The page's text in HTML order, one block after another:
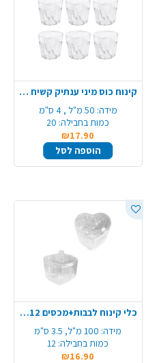
קינוח כוס מיני ענתיק קשיח 20 יח'- שקוף
מידה: 50 מ"ל , 4 ס"מ
כמות בחבילה: 20
₪17.90
הוספה לסל
כלי קינוח לבבות+מכסים 12 יח' -שקוף
מידה: 100 מ"ל, 3.5 ס"מ
כמות בחבילה: 12
₪16.90